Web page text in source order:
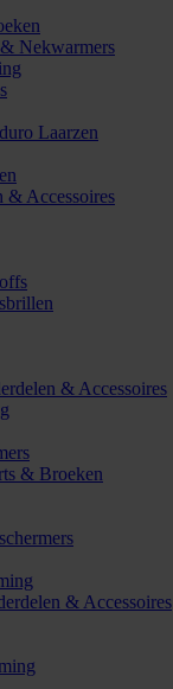
Nekwarmers
Laarzen
& Accessoires
& Accessoires
& Broeken
& Accessoires